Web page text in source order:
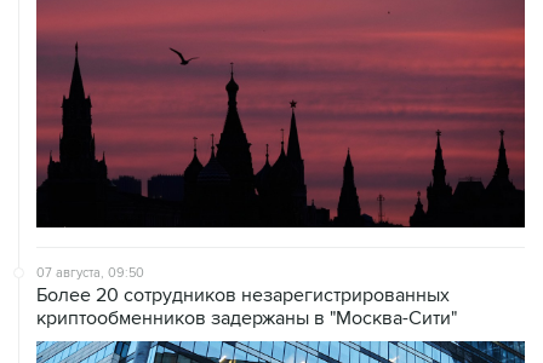
07 августа, 09:50
Более 20 сотрудников незарегистрированных
криптообменников задержаны в "Москва-Сити"